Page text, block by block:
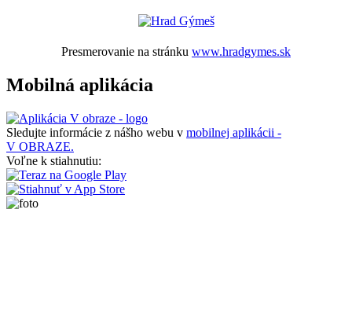
Presmerovanie na stránku www.hradgymes.sk
Mobilná aplikácia
Sledujte informácie z nášho webu v mobilnej aplikácii -
V OBRAZE.
Voľne k stiahnutiu: